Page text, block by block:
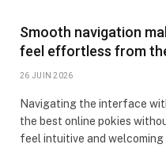
Smooth navigation
feel effortless from
26 JUIN 2026
Navigating the interface
the best online pokies
feel intuitive and